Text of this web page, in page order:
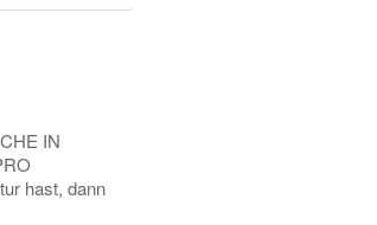
IN
hast, dann